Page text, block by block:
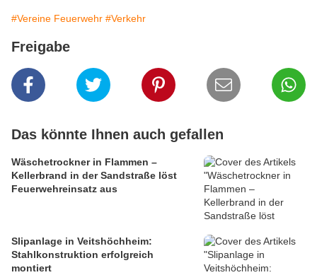
#Vereine Feuerwehr #Verkehr
Freigabe
Das könnte Ihnen auch gefallen
Wäschetrockner in Flammen –
Kellerbrand in der Sandstraße löst
Feuerwehreinsatz aus
Slipanlage in Veitshöchheim:
Stahlkonstruktion erfolgreich
montiert